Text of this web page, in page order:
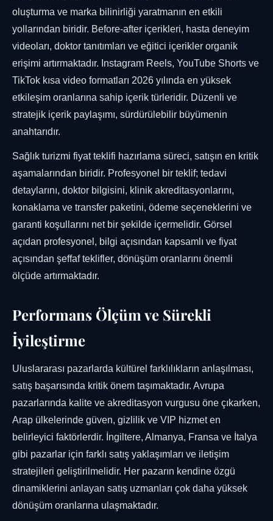
oluşturma ve marka bilinirliği yaratmanın en etkili
yollarından biridir. Before-after içerikleri, hasta deneyim
videoları, doktor tanıtımları ve eğitici içerikler organik
erişimi artırmaktadır. Instagram Reels, YouTube Shorts ve
TikTok kısa video formatları 2026 yılında en yüksek
etkileşim oranlarına sahip içerik türleridir. Düzenli ve
stratejik içerik paylaşımı, sürdürülebilir büyümenin
anahtarıdır.
Sağlık turizmi fiyat teklifi hazırlama süreci, satışın en kritik
aşamalarından biridir. Profesyonel bir teklif; tedavi
detaylarını, doktor bilgisini, klinik akreditasyonlarını,
konaklama ve transfer paketini, ödeme seçeneklerini ve
garanti koşullarını net bir şekilde içermelidir. Görsel
açıdan profesyonel, bilgi açısından kapsamlı ve fiyat
açısından şeffaf teklifler, dönüşüm oranlarını önemli
ölçüde artırmaktadır.
Performans Ölçüm ve Sürekli
İyileştirme
Uluslararası pazarlarda kültürel farklılıkların anlaşılması,
satış başarısında kritik önem taşımaktadır. Avrupa
pazarlarında kalite ve akreditasyon vurgusu öne çıkarken,
Arap ülkelerinde güven, gizlilik ve VIP hizmet en
belirleyici faktörlerdir. İngiltere, Almanya, Fransa ve İtalya
gibi pazarlar için farklı satış yaklaşımları ve iletişim
stratejileri geliştirilmelidir. Her pazarın kendine özgü
dinamiklerini anlayan satış uzmanları çok daha yüksek
dönüşüm oranlarına ulaşmaktadır.